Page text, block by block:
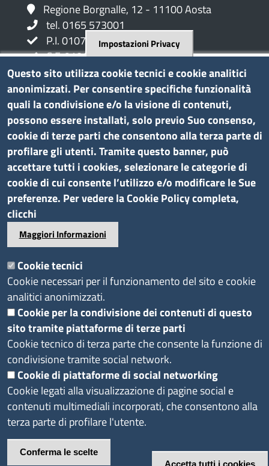
Regione Borgnalle, 12 - 11100 Aosta
tel. 0165 573001
P.I. 01079470074
C.F. 91046340070
Peccciaa.aosta@ao.legalmail.camcom.it
Amministrazione trasparente
Bandi di gara e contratti
Bilanci
Concorsi e selezioni
Procedimenti
Provvedimenti
Seguici su
Sito web
Accesso riservato
Redazione
Footer
Privacy e Cookie
Policy
Note
legali
Dichiarazione di
accessibilità
Impostazioni Privacy
Questo sito utilizza cookie tecnici e cookie analitici
anonimizzati. Per consentire specifiche funzionalità
quali la condivisione e/o la visione di contenuti,
possono essere installati, solo previo Suo consenso,
cookie di terze parti che consentono alla terza parte di
profilare gli utenti. Tramite questo banner, può
accettare tutti i cookies, selezionare le categorie di
cookie di cui consente l’utilizzo e/o modificare le Sue
preferenze. Per vedere la Cookie Policy completa,
clicchi
Maggiori Informazioni
Cookie tecnici
Cookie necessari per il funzionamento del sito e cookie
analitici anonimizzati.
Cookie per la condivisione dei contenuti di questo
sito tramite piattaforme di terze parti
Cookie tecnico di terza parte che consente la funzione di
condivisione tramite social network.
Cookie di piattaforme di social networking
Cookie legati alla visualizzazione di pagine social e
contenuti multimediali incorporati, che consentono alla
terza parte di profilare l'utente.
Conferma le scelte